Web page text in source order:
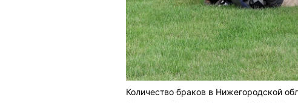
Количество браков в Нижегородской